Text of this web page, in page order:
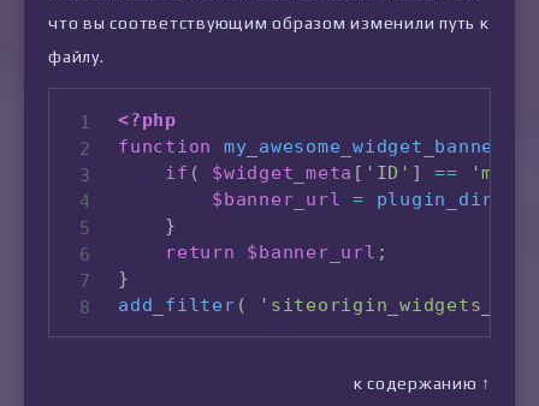
что вы соответствующим образом изменили путь к
файлу.
<?php
function
if ( $widget_meta [ 'ID' ] ==
'my-
$banner_url
=
plugin_dir_url
}
return
$banner_url ;
}
add_filter (
к содержанию ↑